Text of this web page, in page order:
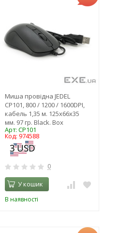
Миша провідна JEDEL
CP101, 800 / 1200 / 1600DPI,
кабель 1,35 м. 125x66x35
мм. 97 гр. Black. Box
Арт: CP101
Код: 974588
0
У кошик
В наявності